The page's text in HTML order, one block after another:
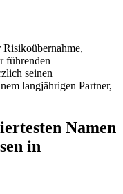
führenden
seinen
langjährigen Partner,
Namen
in